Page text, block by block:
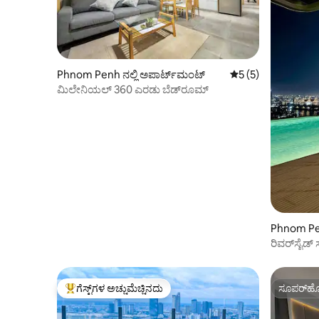
Phnom Penh ನಲ್ಲಿ ಅಪಾರ್ಟ್‌ಮಂಟ್ 5 ರಲ್ಲಿ 5 ಸರಾಸರಿ
5 (5)
ಮಿಲೇನಿಯಲ್ 360 ಎರಡು ಬೆಡ್‌ರೂಮ್
Phnom
ರಿವರ್‌ಸೈಡ್
ಗೆಸ್ಟ್‌ಗಳಿಗೆ ಅತಿ ಹೆಚ್ಚು ಅಚ್ಚುಮೆಚ್ಚಿನದು
ಗೆಸ್ಟ್‌ಗಳ ಅಚ್ಚುಮೆಚ್ಚಿನದು